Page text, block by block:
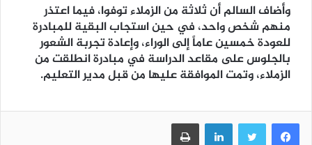
وأضاف السالم أن ثلاثة من الزملاء توفوا، فيما اعتذر
منهم شخص واحد، في حين استجاب البقية للمبادرة
للعودة خمسين عاماً إلى الوراء، وإعادة تجربة الشعور
بالجلوس على مقاعد الدراسة في مبادرة انطلقت من
الزملاء، وتمت الموافقة عليها من قبل مدير التعليم.
فيسبوك تويتر لينكدإن طباعة